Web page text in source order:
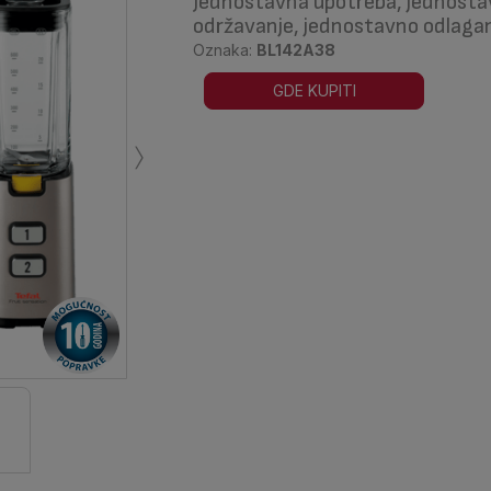
›
održavanje, jednostavno
Oznaka: BL142A38
GDE KUPITI